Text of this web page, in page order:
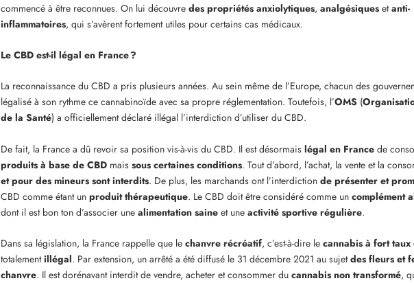
commencé à être reconnues. On lui découvre des propriétés anxiolytiques, analgésiques etanti-
inflammatoires, qui s’avèrent fortement utiles pour certains cas médicaux.
Le CBD est-il légal en France ?
La reconnaissance du CBD a pris plusieurs années. Au sein même de l’Europe, chacun des
légalisé à son rythme ce cannabinoïde avec sa propre réglementation. Toutefois, l’OMS (
de la Santé) a officiellement déclaré illégal l’interdiction d’utiliser du CBD.
De fait, la France a dû revoir sa position vis-à-vis du CBD. Il est désormais légal en France de
produits à base de CBD mais sous certaines conditions. Tout d’abord, l’achat, la vente et la
et pour des mineurs sont interdits. De plus, les marchands ont l’interdiction de présenter et
CBD comme étantun produit thérapeutique. Le CBD doit être considéré comme un complément
dont il est bon ton d’associer une alimentation saine et une activité sportive régulière.
Dans sa législation, la France rappelle que le chanvre récréatif, c’est-à-dire le cannabis à fort taux
totalementillégal. Par extension, un arrêté a été diffusé le 31 décembre 2021 au sujetdes fleurs et
chanvre. Il est dorénavant interdit de vendre, acheter et consommer du cannabis non transformé,